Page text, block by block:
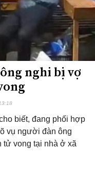
nghi bị vợ
biết, đang phối hợp
vụ người đàn ông
tử vong tại nhà ở xã